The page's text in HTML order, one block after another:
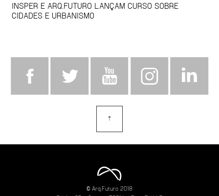
INSPER E ARQ.FUTURO LANÇAM CURSO SOBRE
CIDADES E URBANISMO
⇡
© Arq.Futuro 2018